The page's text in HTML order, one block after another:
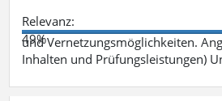
Relevanz:
49%
und Vernetzungsmöglichkeiten.
Inhalten und Prüfungsleistungen)